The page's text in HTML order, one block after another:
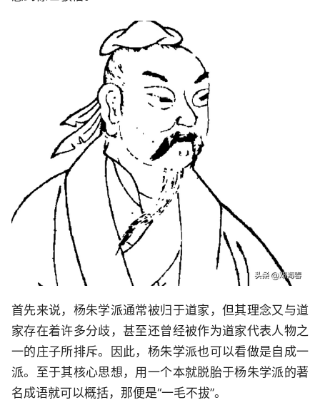
首先来说，杨朱学派通常被归于道家，但其理念又与道
家存在着许多分歧，甚至还曾经被作为道家代表人物之
一的庄子所排斥。因此，杨朱学派也可以看做是自成一
派。至于其核心思想，用一个本就脱胎于杨朱学派的著
名成语就可以概括，那便是“一毛不拔”。